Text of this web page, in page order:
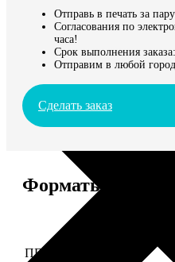
Отправь в печать за
Согласования по
часа!
Срок выполнения
Отправим в любой
Сделать заказ
Форматы и цены
ПЕНОКАРТОН